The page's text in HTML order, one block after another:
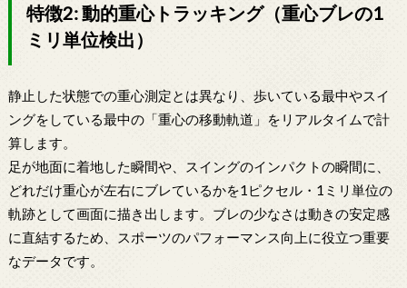
特徴2: 動的重心トラッキング（重心ブレの1
ミリ単位検出）
静止した状態での重心測定とは異なり、歩いている最中やスイ
ングをしている最中の「重心の移動軌道」をリアルタイムで計
算します。
足が地面に着地した瞬間や、スイングのインパクトの瞬間に、
どれだけ重心が左右にブレているかを1ピクセル・1ミリ単位の
軌跡として画面に描き出します。ブレの少なさは動きの安定感
に直結するため、スポーツのパフォーマンス向上に役立つ重要
なデータです。